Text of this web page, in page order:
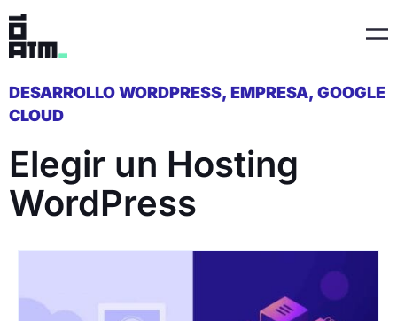
contenido
DESARROLLO WORDPRESS, EMPRESA, GOOGLE
CLOUD
Elegir un Hosting
WordPress